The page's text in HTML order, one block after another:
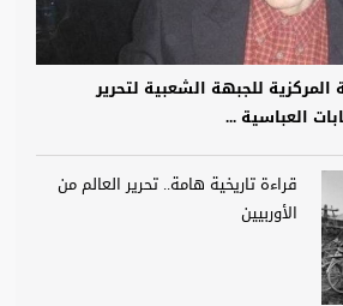
المركزية للجبهة الشعبية لتحرير
العباسية ...
قراءة تاريخية هامة.. تحرير العالم من
الأوربيين